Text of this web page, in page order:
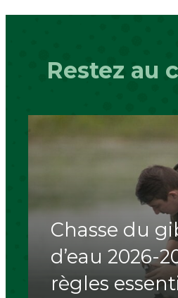
Restez au
Chasse du
d’eau 2026-
règles